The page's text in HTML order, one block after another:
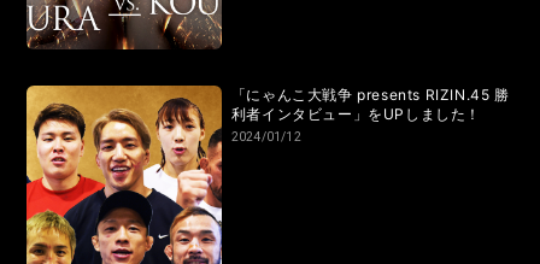
LANDMARK vol.13 LANDMARK vol.12
LANDMARK vol.11 LANDMARK vol.10
LANDMARK vol.9 LANDMARK vol.8
LANDMARK vol.7 LANDMARK vol.6
「にゃんこ大戦争 presents RIZIN.45 勝
利者インタビュー」をUPしました！
2024/01/12